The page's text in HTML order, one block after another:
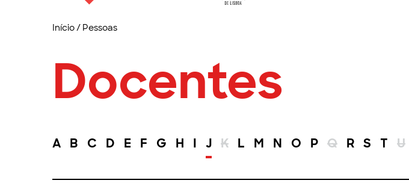
Início/ Pessoas
Docentes
A B C D E F G H I J K L M N O P Q R S T U